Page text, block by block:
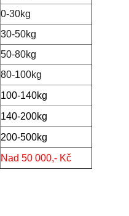
0-30kg
30-50kg
50-80kg
80-100kg
100-140kg
140-200kg
200-500kg
Nad 50 000,- Kč